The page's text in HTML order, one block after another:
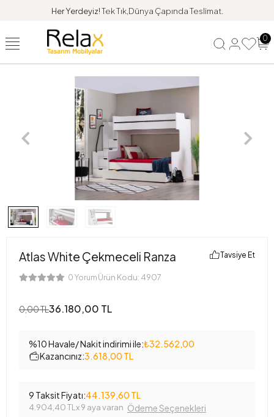
Her Yerdeyiz!Tek Tık,Dünya Çapında Teslimat.
0
Atlas White Çekmeceli Ranza
0 Yorum Ürün Kodu: 4907
Tavsiye Et
0,00 TL36.180,00 TL
%10 Havale/ Nakit indirimi ile:₺32.562,00
Kazancınız:3.618,00 TL
9 Taksit Fiyatı:44.139,60 TL
4.904,40 TL x 9 aya varan Ödeme Seçenekleri